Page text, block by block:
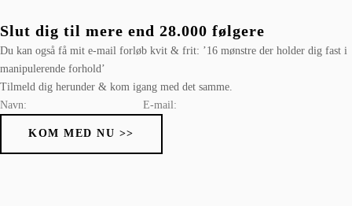
Slut dig til mere end 28.000 følgere
Du kan også få mit e-mail forløb kvit & frit: ’16 mønstre der holder dig fast i
manipulerende forhold’
Tilmeld dig herunder & kom igang med det samme.
KOM MED NU >>